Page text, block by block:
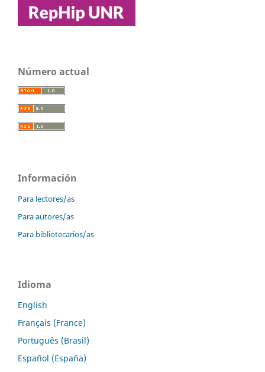
Número actual
Información
Para lectores/as
Para autores/as
Para bibliotecarios/as
Idioma
English
Français (France)
Português (Brasil)
Español (España)